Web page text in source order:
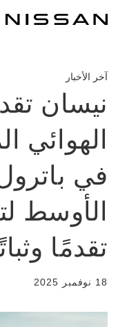
إلى
آخر الأخبار
نيسان
الهوائي
في
الأوسط
تقدمًا
18 نوفمبر 2025